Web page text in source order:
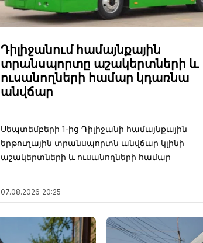
Դիլիջանում համայնքային
տրանսպորտը աշակերտների և
ուսանողների համար կդառնա
անվճար
Սեպտեմբերի 1-ից Դիլիջանի համայնքային
երթուղային տրանսպորտն անվճար կլինի
աշակերտների և ուսանողների համար
07.08.2026 20:25